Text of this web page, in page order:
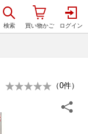
（0件）